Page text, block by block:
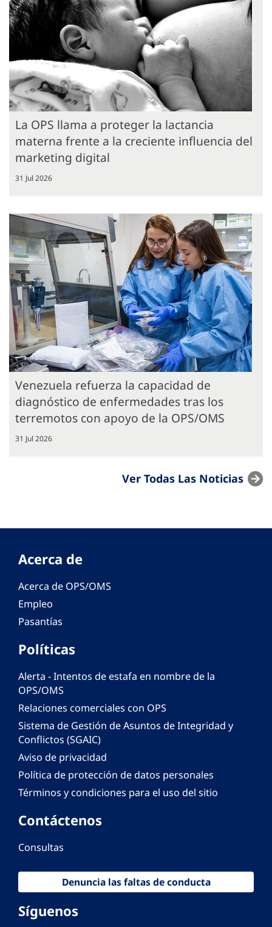
La OPS llama a proteger la lactancia
materna frente a la creciente influencia del
marketing digital
31 Jul 2026
Venezuela refuerza la capacidad de
diagnóstico de enfermedades tras los
terremotos con apoyo de la OPS/OMS
31 Jul 2026
Ver Todas Las Noticias
Acerca de
Acerca de OPS/OMS
Empleo
Pasantías
Políticas
Alerta - Intentos de estafa en nombre de la
OPS/OMS
Relaciones comerciales con OPS
Sistema de Gestión de Asuntos de Integridad y
Conflictos (SGAIC)
Aviso de privacidad
Política de protección de datos personales
Términos y condiciones para el uso del sitio
Contáctenos
Consultas
Denuncia las faltas de conducta
Síguenos